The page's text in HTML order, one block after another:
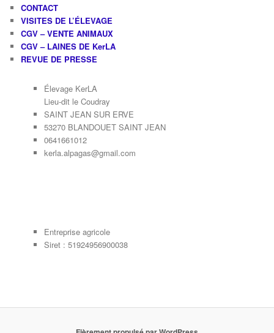
CONTACT
VISITES DE L’ÉLEVAGE
CGV – VENTE ANIMAUX
CGV – LAINES DE KerLA
REVUE DE PRESSE
Élevage KerLA
Lieu-dit le Coudray
SAINT JEAN SUR ERVE
53270 BLANDOUET SAINT JEAN
0641661012
kerla.alpagas@gmail.com
Entreprise agricole
Siret : 51924956900038